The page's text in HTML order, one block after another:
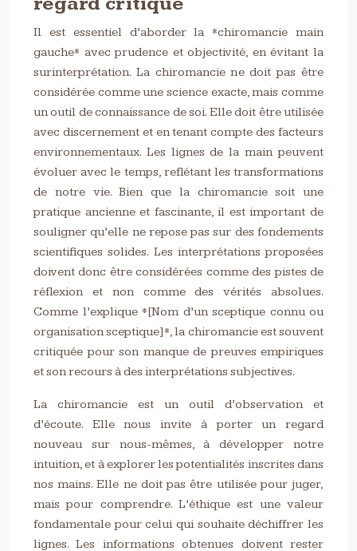
Il est essentiel d’aborder la *chiromancie main
gauche* avec prudence et objectivité, en évitant la
surinterprétation. La chiromancie ne doit pas être
considérée comme une science exacte, mais comme
un outil de connaissance de soi. Elle doit être utilisée
avec discernement et en tenant compte des facteurs
environnementaux. Les lignes de la main peuvent
évoluer avec le temps, reflétant les transformations
de notre vie. Bien que la chiromancie soit une
pratique ancienne et fascinante, il est important de
souligner qu’elle ne repose pas sur des fondements
scientifiques solides. Les interprétations proposées
doivent donc être considérées comme des pistes de
réflexion et non comme des vérités absolues.
Comme l’explique *[Nom d’un sceptique connu ou
organisation sceptique]*, la chiromancie est souvent
critiquée pour son manque de preuves empiriques
et son recours à des interprétations subjectives.
La chiromancie est un outil d’observation et
d’écoute. Elle nous invite à porter un regard
nouveau sur nous-mêmes, à développer notre
intuition, et à explorer les potentialités inscrites dans
nos mains. Elle ne doit pas être utilisée pour juger,
mais pour comprendre. L’éthique est une valeur
fondamentale pour celui qui souhaite déchiffrer les
lignes. Les informations obtenues doivent rester